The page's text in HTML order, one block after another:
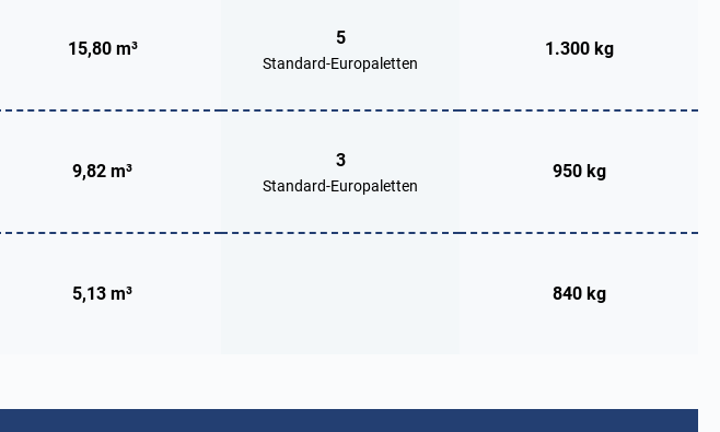
15,80 m³
5
Standard-Europaletten
1.300 kg
9,82 m³
3
Standard-Europaletten
950 kg
5,13 m³ 840 kg